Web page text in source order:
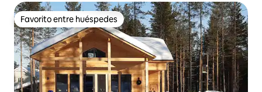
Favorito entre huéspedes
Favorito entre huéspedes